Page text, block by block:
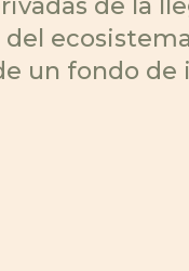
de la
un fondo de